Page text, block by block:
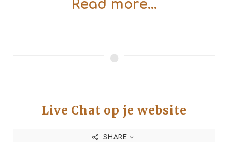
Read more...
Live Chat op je website
SHARE